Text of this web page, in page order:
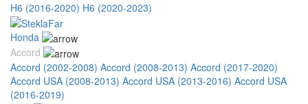
H6 (2016-2020) H6 (2020-2023)
Honda
Accord
Accord (2002-2008) Accord (2008-2013) Accord (2017-2020)
Accord USA (2008-2013) Accord USA (2013-2016) Accord USA
(2016-2019)